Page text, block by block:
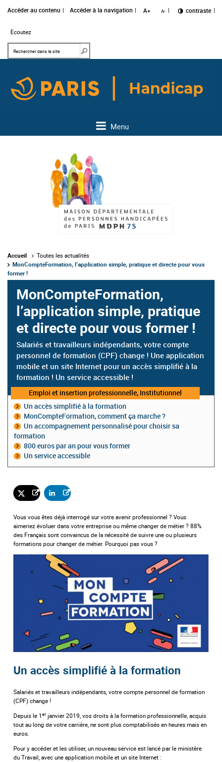
Accéder au contenu Accéder à la navigation A+ A- Changer le
contraste
Ecoutez
Mots clés
Menu
Accueil
Toutes les actualités
MonCompteFormation, l’application simple, pratique et directe pour vous
former !
MonCompteFormation,
l’application simple, pratique
et directe pour vous former !
Salariés et travailleurs indépendants, votre compte
personnel de formation (CPF) change ! Une application
mobile et un site Internet pour un accès simplifié à la
formation ! Un service accessible !
Catégorie
:
Emploi et insertion professionnelle, Institutionnel
Un accès simplifié à la formation
MonCompteFormation, comment ça marche ?
Un accompagnement personnalisé pour choisir sa
formation
800 euros par an pour vous former
Un service accessible
Vous vous êtes déjà interrogé sur votre avenir professionnel ? Vous
aimeriez évoluer dans votre entreprise ou même changer de métier ? 88%
des Français sont convaincus de la nécessité de suivre une ou plusieurs
formations pour changer de métier. Pourquoi pas vous ?
Un accès simplifié à la formation
Salariés et travailleurs indépendants, votre compte personnel de formation
(CPF) change !
Depuis le 1er janvier 2019, vos droits à la formation professionnelle, acquis
tout au long de votre carrière, ne sont plus comptabilisés en heures mais en
euros.
Pour y accéder et les utiliser, un nouveau service est lancé par le ministère
du Travail, avec une application mobile et un site Internet :